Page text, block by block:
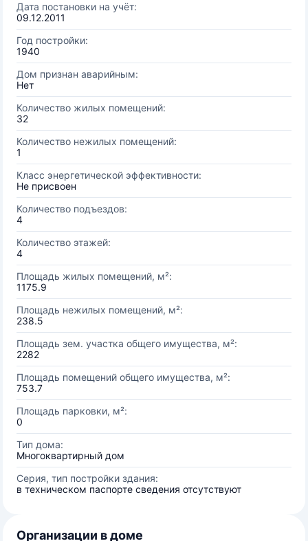
Дата постановки на учёт:
09.12.2011
Год постройки:
1940
Дом признан аварийным:
Нет
Количество жилых помещений:
32
Количество нежилых помещений:
1
Класс энергетической эффективности:
Не присвоен
Количество подъездов:
4
Количество этажей:
4
Площадь жилых помещений, м²:
1175.9
Площадь нежилых помещений, м²:
238.5
Площадь зем. участка общего имущества, м²:
2282
Площадь помещений общего имущества, м²:
753.7
Площадь парковки, м²:
0
Тип дома:
Многоквартирный дом
Серия, тип постройки здания:
в техническом паспорте сведения отсутствуют
Организации в доме